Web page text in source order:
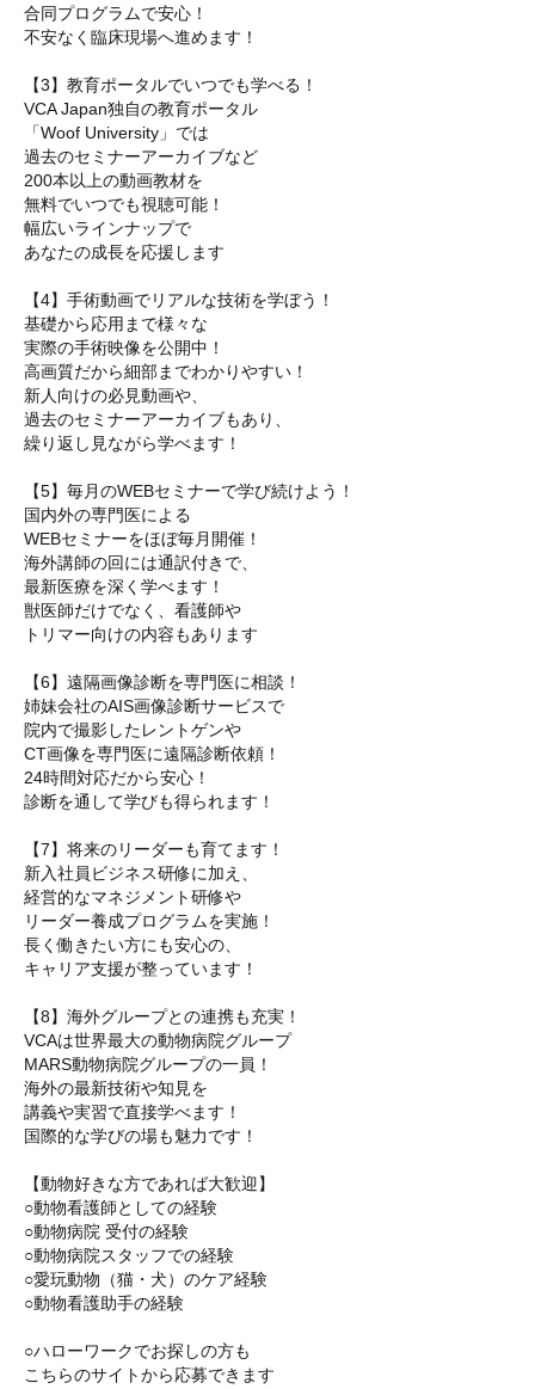
合同プログラムで安心！
不安なく臨床現場へ進めます！
【3】教育ポータルでいつでも学べる！
VCA Japan独自の教育ポータル
「Woof University」では
過去のセミナーアーカイブなど
200本以上の動画教材を
無料でいつでも視聴可能！
幅広いラインナップで
あなたの成長を応援します
【4】手術動画でリアルな技術を学ぼう！
基礎から応用まで様々な
実際の手術映像を公開中！
高画質だから細部までわかりやすい！
新人向けの必見動画や、
過去のセミナーアーカイブもあり、
繰り返し見ながら学べます！
【5】毎月のWEBセミナーで学び続けよう！
国内外の専門医による
WEBセミナーをほぼ毎月開催！
海外講師の回には通訳付きで、
最新医療を深く学べます！
獣医師だけでなく、看護師や
トリマー向けの内容もあります
【6】遠隔画像診断を専門医に相談！
姉妹会社のAIS画像診断サービスで
院内で撮影したレントゲンや
CT画像を専門医に遠隔診断依頼！
24時間対応だから安心！
診断を通して学びも得られます！
【7】将来のリーダーも育てます！
新入社員ビジネス研修に加え、
経営的なマネジメント研修や
リーダー養成プログラムを実施！
長く働きたい方にも安心の、
キャリア支援が整っています！
【8】海外グループとの連携も充実！
VCAは世界最大の動物病院グループ
MARS動物病院グループの一員！
海外の最新技術や知見を
講義や実習で直接学べます！
国際的な学びの場も魅力です！
【動物好きな方であれば大歓迎】
○動物看護師としての経験
○動物病院 受付の経験
○動物病院スタッフでの経験
○愛玩動物（猫・犬）のケア経験
○動物看護助手の経験
○ハローワークでお探しの方も
こちらのサイトから応募できます